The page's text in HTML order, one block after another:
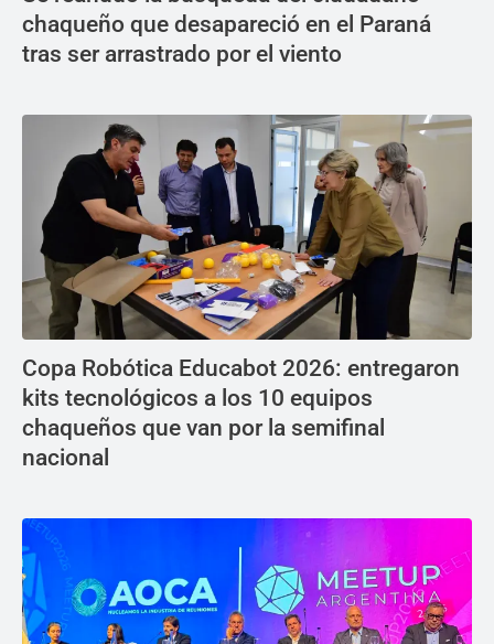
chaqueño que desapareció en el Paraná
tras ser arrastrado por el viento
Copa Robótica Educabot 2026: entregaron
kits tecnológicos a los 10 equipos
chaqueños que van por la semifinal
nacional